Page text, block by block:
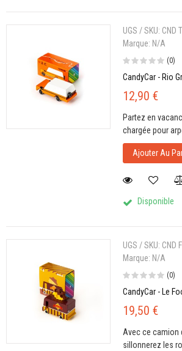
UGS / SKU: CND
Marque: N/A
(0)
CandyCar - Rio
12,90 €
Partez en
chargée pour
Ajouter Au
Disponible
UGS / SKU: CND
Marque: N/A
(0)
CandyCar - Le
19,50 €
Avec ce camion
sillonnerez les